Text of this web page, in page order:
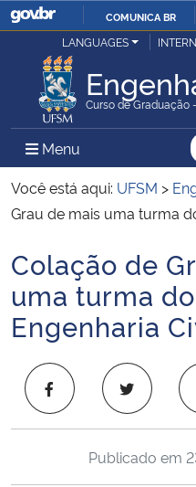
COMUNICA BR
Ministério da Justiça e Segurança
Ministério da Defesa
Ministério das Relações Exteriores
Ministério da Infraestrutura
Ministério da Agricultura, Pecuária e
Ministério da Educação
LANGUAGES
Curso de Graduação
Menu Menu Principal
Você está aqui: UFSM >
Grau de mais uma turma
Início do conteúdo
Colação de
uma turma
Engenharia
Publicado em